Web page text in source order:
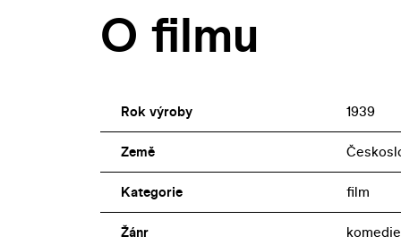
O filmu
Rok výroby 1939
Země
Kategorie film
Žánr komedie